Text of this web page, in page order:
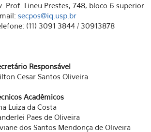
Prof. Lineu Prestes, 748, bloco 6 superior
secpos@iq.usp.br
(11) 3091 3844 / 30913878
Responsável
Cesar Santos Oliveira
Acadêmicos
Luiza da Costa
Paes de Oliveira
dos Santos Mendonça de Oliveira